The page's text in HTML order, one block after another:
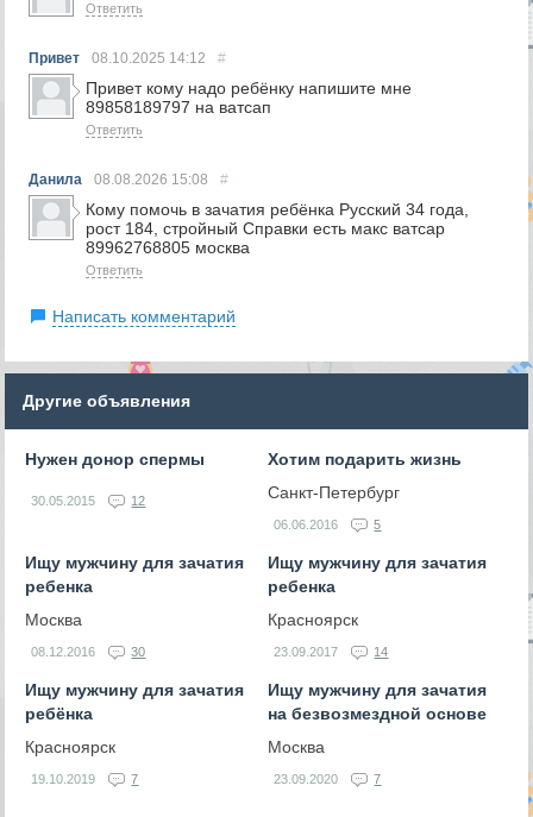
Ответить
Привет 08.10.2025 14:12 #
Привет кому надо ребёнку напишите мне
89858189797 на ватсап
Ответить
Данила 08.08.2026 15:08 #
Кому помочь в зачатия ребёнка Русский 34 года,
рост 184, стройный Справки есть макс ватсар
89962768805 москва
Ответить
Написать комментарий
Другие объявления
Нужен донор спермы
30.05.2015 12
Хотим подарить жизнь
Санкт-Петербург
06.06.2016 5
Ищу мужчину для зачатия
ребенка
Москва
08.12.2016 30
Ищу мужчину для зачатия
ребенка
Красноярск
23.09.2017 14
Ищу мужчину для зачатия
ребёнка
Красноярск
19.10.2019 7
Ищу мужчину для зачатия
на безвозмездной основе
Москва
23.09.2020 7